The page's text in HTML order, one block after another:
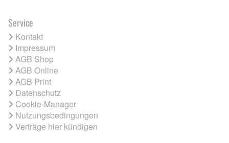
Service
Kontakt
Impressum
AGB Shop
AGB Online
AGB Print
Datenschutz
Cookie-Manager
Nutzungsbedingungen
Verträge hier kündigen